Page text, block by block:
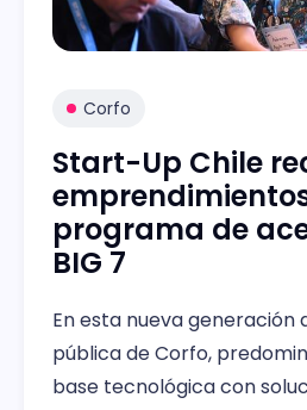
Corfo
Start-Up Chile
programa de
BIG 7
En esta nueva generación
pública de Corfo,
base tecnológica con